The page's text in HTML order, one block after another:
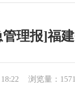
理报]福
浏览量：1571